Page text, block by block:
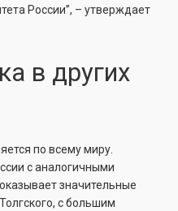
России”, – утверждает
в других
по всему миру.
с аналогичными
значительные
с большим